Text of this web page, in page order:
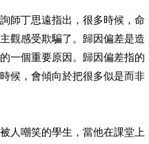
師丁思遠指出，很多時候，命
觀感受欺騙了。歸因偏差是造
一個重要原因。歸因偏差指的
候，會傾向於把很多似是而非
人嘲笑的學生，當他在課堂上